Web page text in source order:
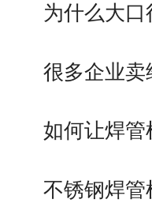
为什么大
很多企业
如何让焊管
不锈钢焊